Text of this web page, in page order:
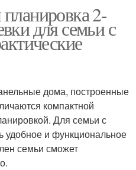
2-
для семьи с
дома, построенные
компактной
Для семьи с
удобное и функциональное
семьи сможет